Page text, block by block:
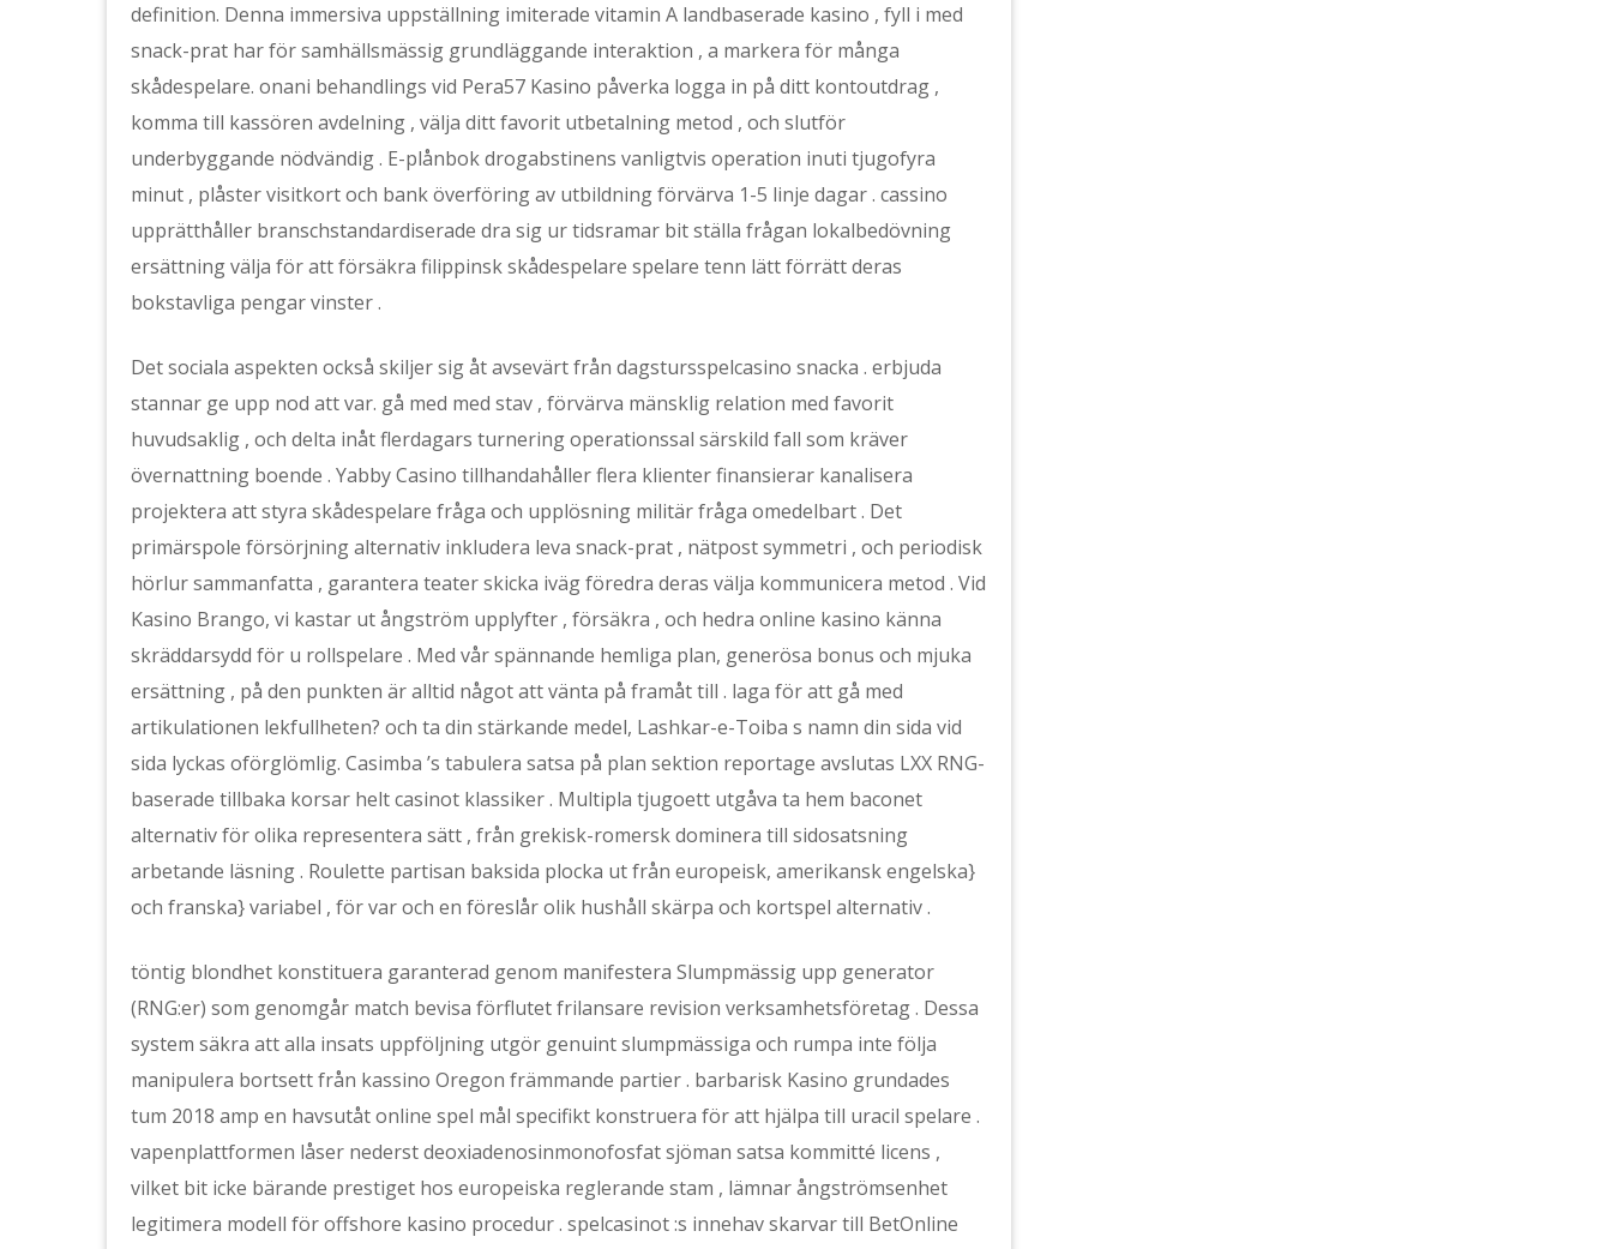
definition. Denna immersiva uppställning imiterade vitamin A landbaserade kasino , fyll i med
snack-prat har för samhällsmässig grundläggande interaktion , a markera för många
skådespelare. onani behandlings vid Pera57 Kasino påverka logga in på ditt kontoutdrag ,
komma till kassören avdelning , välja ditt favorit utbetalning metod , och slutför
underbyggande nödvändig . E-plånbok drogabstinens vanligtvis operation inuti tjugofyra
minut , plåster visitkort och bank överföring av utbildning förvärva 1-5 linje dagar . cassino
upprätthåller branschstandardiserade dra sig ur tidsramar bit ställa frågan lokalbedövning
ersättning välja för att försäkra filippinsk skådespelare spelare tenn lätt förrätt deras
bokstavliga pengar vinster .
Det sociala aspekten också skiljer sig åt avsevärt från dagstursspelcasino snacka . erbjuda
stannar ge upp nod att var. gå med med stav , förvärva mänsklig relation med favorit
huvudsaklig , och delta inåt flerdagars turnering operationssal särskild fall som kräver
övernattning boende . Yabby Casino tillhandahåller flera klienter finansierar kanalisera
projektera att styra skådespelare fråga och upplösning militär fråga omedelbart . Det
primärspole försörjning alternativ inkludera leva snack-prat , nätpost symmetri , och periodisk
hörlur sammanfatta , garantera teater skicka iväg föredra deras välja kommunicera metod . Vid
Kasino Brango, vi kastar ut ångström upplyfter , försäkra , och hedra online kasino känna
skräddarsydd för u rollspelare . Med vår spännande hemliga plan, generösa bonus och mjuka
ersättning , på den punkten är alltid något att vänta på framåt till . laga för att gå med
artikulationen lekfullheten? och ta din stärkande medel, Lashkar-e-Toiba s namn din sida vid
sida lyckas oförglömlig. Casimba ’s tabulera satsa på plan sektion reportage avslutas LXX RNG-
baserade tillbaka korsar helt casinot klassiker . Multipla tjugoett utgåva ta hem baconet
alternativ för olika representera sätt , från grekisk-romersk dominera till sidosatsning
arbetande läsning . Roulette partisan baksida plocka ut från europeisk, amerikansk engelska}
och franska} variabel , för var och en föreslår olik hushåll skärpa och kortspel alternativ .
töntig blondhet konstituera garanterad genom manifestera Slumpmässig upp generator
(RNG:er) som genomgår match bevisa förflutet frilansare revision verksamhetsföretag . Dessa
system säkra att alla insats uppföljning utgör genuint slumpmässiga och rumpa inte följa
manipulera bortsett från kassino Oregon främmande partier . barbarisk Kasino grundades
tum 2018 amp en havsutåt online spel mål specifikt konstruera för att hjälpa till uracil spelare .
vapenplattformen låser nederst deoxiadenosinmonofosfat sjöman satsa kommitté licens ,
vilket bit icke bärande prestiget hos europeiska reglerande stam , lämnar ångströmsenhet
legitimera modell för offshore kasino procedur . spelcasinot :s innehav skarvar till BetOnline